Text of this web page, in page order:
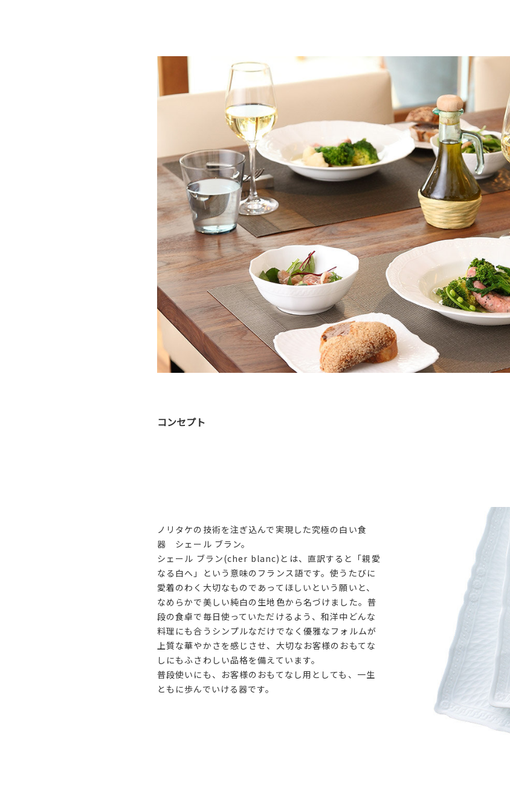
コンセプト
ノリタケの技術を注ぎ込んで実現した究極の白い食
器 シェール ブラン。
シェール ブラン(cher blanc)とは、直訳すると「親愛
なる白へ」という意味のフランス語です。使うたびに
愛着のわく大切なものであってほしいという願いと、
なめらかで美しい純白の生地色から名づけました。普
段の食卓で毎日使っていただけるよう、和洋中どんな
料理にも合うシンプルなだけでなく優雅なフォルムが
上質な華やかさを感じさせ、大切なお客様のおもてな
しにもふさわしい品格を備えています。
普段使いにも、お客様のおもてなし用としても、一生
ともに歩んでいける器です。